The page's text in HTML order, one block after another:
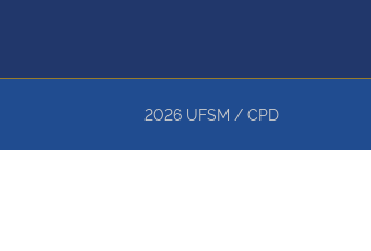
2026 UFSM / CPD